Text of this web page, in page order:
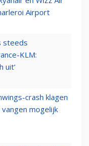
Airport
steeds
KLM:
uit’
crash klagen
mogelijk